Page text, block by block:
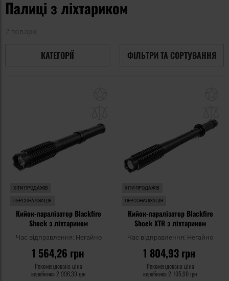
Палиці з ліхтариком
КАТЕГОРІЇ ФІЛЬТРИ ТА СОРТУВАННЯ
ХІТИ ПРОДАЖІВ
ПЕРСОНАЛІЗАЦІЯ
Кийок-паралізатор Blackfire
Shock з ліхтариком
Час відправлення: Негайно
1 564,26 грн
Рекомендована ціна
виробника 2 996,39 грн
ХІТИ ПРОДАЖІВ
ПЕРСОНАЛІЗАЦІЯ
Кийок-паралізатор Blackfire
Shock XTR з ліхтариком
Час відправлення: Негайно
1 804,93 грн
Рекомендована ціна
виробника 2 105,90 грн